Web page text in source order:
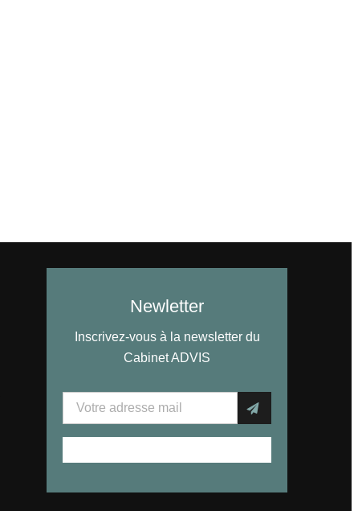
Newletter
Inscrivez-vous à la newsletter du
Cabinet ADVIS